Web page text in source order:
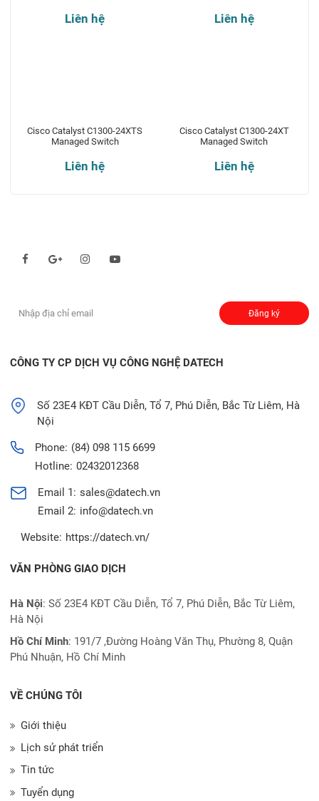
Liên hệ Liên hệ
Cisco Catalyst C1300-24XTS
Managed Switch
Liên hệ
Cisco Catalyst C1300-24XT
Managed Switch
Liên hệ
Đăng ký
CÔNG TY CP DỊCH VỤ CÔNG NGHỆ DATECH
Số 23E4 KĐT Cầu Diễn, Tổ 7, Phú Diễn, Bắc Từ Liêm, Hà
Nội
Phone: (84) 098 115 6699
Hotline: 02432012368
Email 1: sales@datech.vn
Email 2: info@datech.vn
Website: https://datech.vn/
VĂN PHÒNG GIAO DỊCH
Hà Nội: Số 23E4 KĐT Cầu Diễn, Tổ 7, Phú Diễn, Bắc Từ Liêm,
Hà Nội
Hồ Chí Minh: 191/7 ,Đường Hoàng Văn Thụ, Phường 8, Quận
Phú Nhuận, Hồ Chí Minh
VỀ CHÚNG TÔI
Giới thiệu
Lịch sử phát triển
Tin tức
Tuyển dụng